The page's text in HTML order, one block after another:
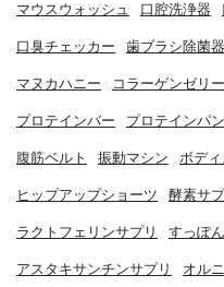
マウスウォッシュ 口腔洗浄器
口臭チェッカー 歯ブラシ除菌器
マヌカハニー コラーゲンゼリー
プロテインバー プロテインパ
腹筋ベルト 振動マシン ボデ
ヒップアップショーツ 酵素サ
ラクトフェリンサプリ すっぽ
アスタキサンチンサプリ オル